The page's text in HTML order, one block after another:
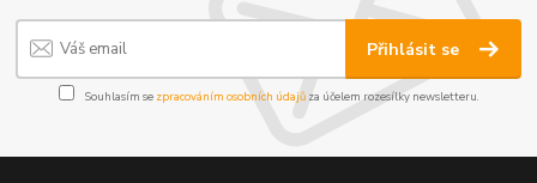
Přihlásit se
Souhlasím se zpracováním osobních údajůza účelem rozesílky newsletteru.